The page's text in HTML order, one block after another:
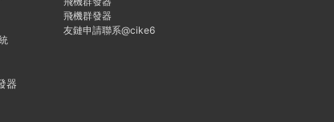
器
飛機群發器
友鏈申請聯系@cike6